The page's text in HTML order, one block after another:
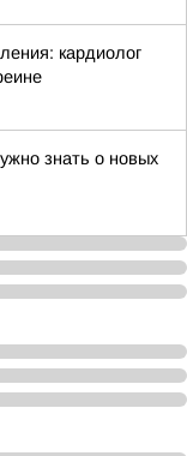
кардиолог
знать о новых